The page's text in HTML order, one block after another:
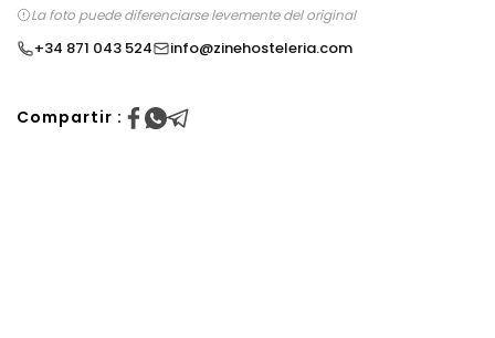
La foto puede diferenciarse levemente del original
+34 871 043 524 info@zinehosteleria.com
Compartir :